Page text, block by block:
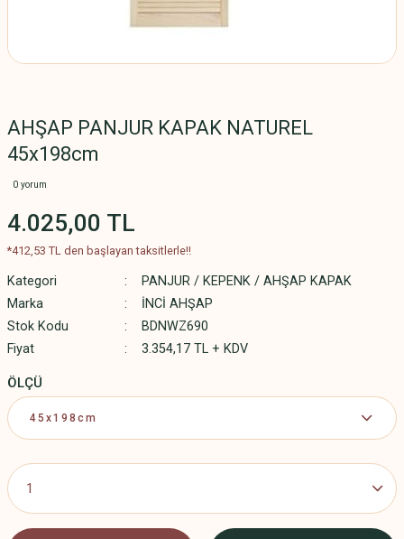
AHŞAP PANJUR KAPAK NATUREL
45x198cm
0 yorum
4.025,00 TL
*412,53 TL den başlayan taksitlerle!!
Kategori
PANJUR / KEPENK / AHŞAP KAPAK
Marka
İNCİ AHŞAP
Stok Kodu
BDNWZ690
Fiyat
3.354,17 TL + KDV
ÖLÇÜ